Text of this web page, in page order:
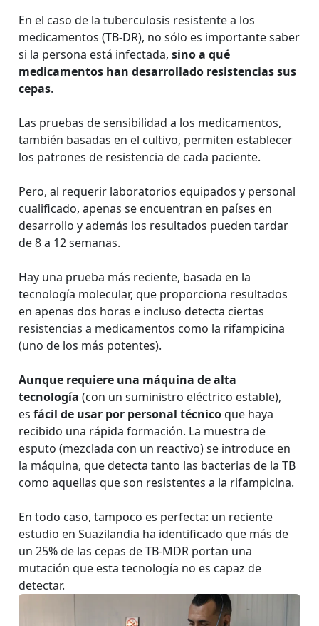
En el caso de la tuberculosis resistente a los
medicamentos (TB-DR), no sólo es importante saber
si la persona está infectada, sino a qué
medicamentos han desarrollado resistencias sus
cepas.
Las pruebas de sensibilidad a los medicamentos,
también basadas en el cultivo, permiten establecer
los patrones de resistencia de cada paciente.
Pero, al requerir laboratorios equipados y personal
cualificado, apenas se encuentran en países en
desarrollo y además los resultados pueden tardar
de 8 a 12 semanas.
Hay una prueba más reciente, basada en la
tecnología molecular, que proporciona resultados
en apenas dos horas e incluso detecta ciertas
resistencias a medicamentos como la rifampicina
(uno de los más potentes).
Aunque requiere una máquina de alta
tecnología (con un suministro eléctrico estable),
es fácil de usar por personal técnicoque haya
recibido una rápida formación. La muestra de
esputo (mezclada con un reactivo) se introduce en
la máquina, que detecta tanto las bacterias de la TB
como aquellas que son resistentes a la rifampicina.
En todo caso, tampoco es perfecta: un reciente
estudio en Suazilandia ha identificado que más de
un 25% de las cepas de TB-MDR portan una
mutación que esta tecnología no es capaz de
detectar.